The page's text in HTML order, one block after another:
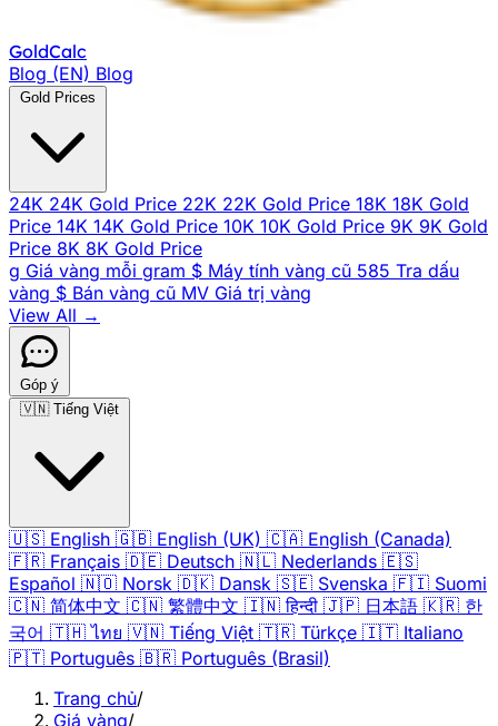
GoldCalc
Blog (EN) Blog
Gold Prices
24K 24K Gold Price 22K 22K Gold Price 18K 18K Gold
Price 14K 14K Gold Price 10K 10K Gold Price 9K 9K Gold
Price 8K 8K Gold Price
g Giá vàng mỗi gram $ Máy tính vàng cũ 585 Tra dấu
vàng $ Bán vàng cũ MV Giá trị vàng
View All →
Góp ý
🇻🇳 Tiếng Việt
🇺🇸 English 🇬🇧 English (UK) 🇨🇦 English (Canada)
🇫🇷 Français 🇩🇪 Deutsch 🇳🇱 Nederlands 🇪🇸
Español 🇳🇴 Norsk 🇩🇰 Dansk 🇸🇪 Svenska 🇫🇮 Suomi
🇨🇳 简体中文 🇨🇳 繁體中文 🇮🇳 हिन्दी 🇯🇵 日本語 🇰🇷 한
국어 🇹🇭 ไทย 🇻🇳 Tiếng Việt 🇹🇷 Türkçe 🇮🇹 Italiano
🇵🇹 Português 🇧🇷 Português (Brasil)
Trang chủ/
Giá vàng/